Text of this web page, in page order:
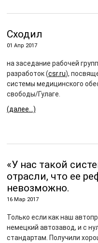
Сходил
01 Апр 2017
на заседание рабочей
разработок (csr.ru),
системы медицинского
свободы/Гулаге.
(далее…)
«У нас такой
отрасли, что ее
невозможно.
16 Мар 2017
Только если как наш
немецкий автозавод, и с
стандартам. Получили